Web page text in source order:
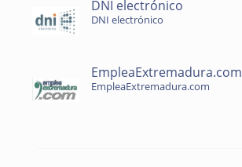
DNI electrónico
DNI electrónico
EmpleaExtremadura.com
EmpleaExtremadura.com